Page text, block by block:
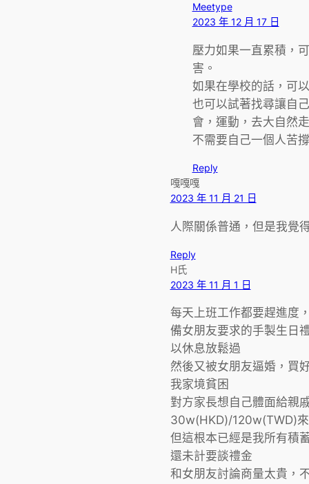
Meetype
2023 年 12 月 17 日
壓力如果一直累積，
害。
如果在學校的話，可
也可以試著找尋讓自
會，運動，去大自然
不需要自己一個人苦
Reply
嘎嘎嘎
2023 年 11 月 21 日
人際關係普通，但是我覺
Reply
H氏
2023 年 11 月 1 日
每天上班工作都要趕進度
備女朋友要求的手製生日
以休息放鬆過
然後又被女朋友逼婚，買
我家境貧困
對方家長想自己體面給親
30w(HKD)/120w(TWD)
但這根本已經是我所有積
還未計要談禮金
和女朋友討論商量太貴，